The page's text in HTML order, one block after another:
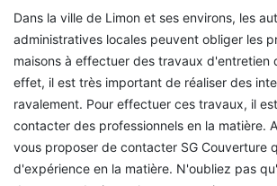
Dans la ville de Limon et ses environs, les
administratives locales peuvent obliger les
maisons à effectuer des travaux d'entretien
effet, il est très important de réaliser des
ravalement. Pour effectuer ces travaux, il
contacter des professionnels en la matière.
vous proposer de contacter SG Couverture
d'expérience en la matière. N'oubliez pas